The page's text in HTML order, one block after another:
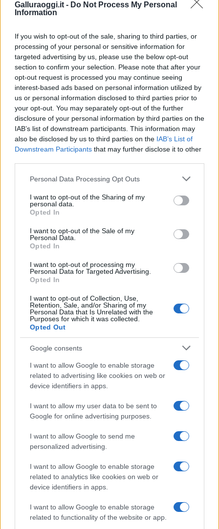
Galluraoggi.it - Do Not Process My Personal
Information
If you wish to opt-out of the sale, sharing to third parties, or
processing of your personal or sensitive information for
targeted advertising by us, please use the below opt-out
section to confirm your selection. Please note that after your
opt-out request is processed you may continue seeing
interest-based ads based on personal information utilized by
us or personal information disclosed to third parties prior to
your opt-out. You may separately opt-out of the further
disclosure of your personal information by third parties on the
IAB’s list of downstream participants. This information may
also be disclosed by us to third parties on the IAB’s List of
Downstream Participants that may further disclose it to other
Please note that this website/app uses one or more Google
not limited to your visit or usage behaviour. You may click to
grant or deny consent to Google and its third-party tags to
use your data for below specified purposes in below Google
consent section.
Personal Data Processing Opt Outs
I want to opt-out of the Sharing of my
personal data.
Opted In
I want to opt-out of the Sale of my
Personal Data.
Opted In
I want to opt-out of processing my
Personal Data for Targeted Advertising.
Opted In
I want to opt-out of Collection, Use,
Retention, Sale, and/or Sharing of my
Personal Data that Is Unrelated with the
Purposes for which it was collected.
Opted Out
Google consents
I want to allow Google to enable storage
related to advertising like cookies on web or
device identifiers in apps.
I want to allow my user data to be sent to
Google for online advertising purposes.
I want to allow Google to send me
personalized advertising.
I want to allow Google to enable storage
related to analytics like cookies on web or
device identifiers in apps.
I want to allow Google to enable storage
related to functionality of the website or app.
Sei già abbonato?
Puoi effettuare l'accesso andando nella
sezioneLogindal menù del sito o
cliccandoqui
TEMI: Cugnana Golfo Di Cugnana
Inviaci le tue segnalazioni,
i tuoi video e le tue foto
Su WhatsApp al numero +39
345 356 7512
GalluraOggi.it
Ricevi le nostre ultime news
daGoogle News
F
ce
o
k
T
it
r
Pi
te
st
W
h
at
A
p
S
a
re
Articolo precedente
NOTIZIE RECENTI
Gallura